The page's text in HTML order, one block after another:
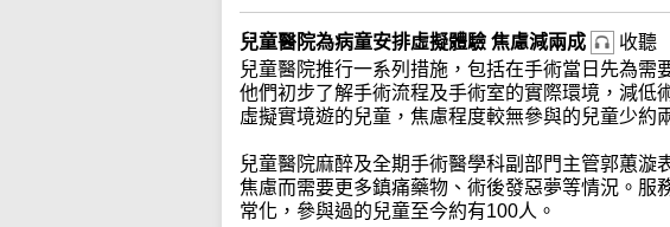
兒童醫院為病童安排虛擬體驗 焦慮減兩成
收聽
兒童醫院推行一系列措施，包括在手術當日先為需
他們初步了解手術流程及手術室的實際環境，減低
虛擬實境遊的兒童，焦慮程度較無參與的兒童少約
兒童醫院麻醉及全期手術醫學科副部門主管郭蕙漩
焦慮而需要更多鎮痛藥物、術後發惡夢等情況。服
常化，參與過的兒童至今約有100人。